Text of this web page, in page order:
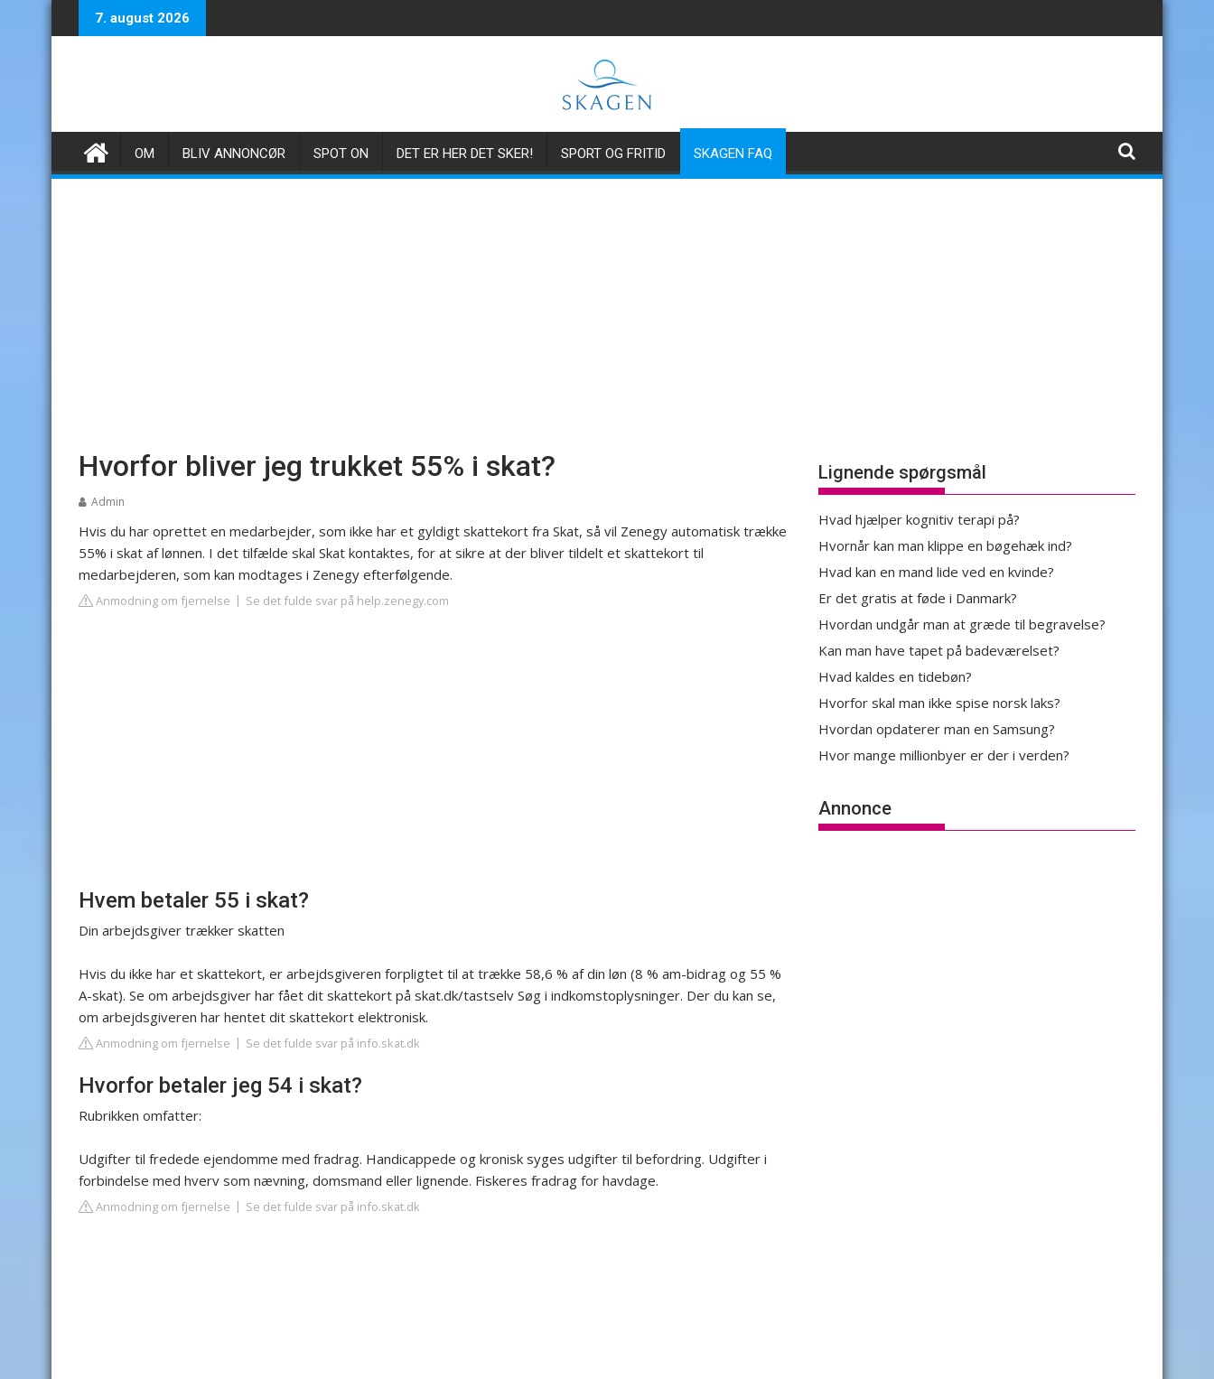
to
7. august 2026
OM BLIV ANNONCØR SPOT ON DET ER HER DET SKER! SPORT OG FRITID SKAGEN FAQ
Hvorfor bliver jeg trukket 55% i skat?
Admin
Hvis du har oprettet en medarbejder, som ikke har et gyldigt skattekort fra Skat, så vil Zenegy automatisk trække
55% i skat af lønnen. I det tilfælde skal Skat kontaktes, for at sikre at der bliver tildelt et skattekort til
medarbejderen, som kan modtages i Zenegy efterfølgende.
Anmodning om fjernelse Se det fulde svar på help.zenegy.com
Hvem betaler 55 i skat?
Din arbejdsgiver trækker skatten
Hvis du ikke har et skattekort, er arbejdsgiveren forpligtet til at trække 58,6 % af din løn (8 % am-bidrag og 55 %
A-skat). Se om arbejdsgiver har fået dit skattekort på skat.dk/tastselv Søg i indkomstoplysninger. Der du kan se,
om arbejdsgiveren har hentet dit skattekort elektronisk.
Anmodning om fjernelse Se det fulde svar på info.skat.dk
Hvorfor betaler jeg 54 i skat?
Rubrikken omfatter:
Udgifter til fredede ejendomme med fradrag. Handicappede og kronisk syges udgifter til befordring. Udgifter i
forbindelse med hverv som nævning, domsmand eller lignende. Fiskeres fradrag for havdage.
Anmodning om fjernelse Se det fulde svar på info.skat.dk
Lignende spørgsmål
Hvad hjælper kognitiv terapi på?
Hvornår kan man klippe en bøgehæk ind?
Hvad kan en mand lide ved en kvinde?
Er det gratis at føde i Danmark?
Hvordan undgår man at græde til begravelse?
Kan man have tapet på badeværelset?
Hvad kaldes en tidebøn?
Hvorfor skal man ikke spise norsk laks?
Hvordan opdaterer man en Samsung?
Hvor mange millionbyer er der i verden?
Annonce